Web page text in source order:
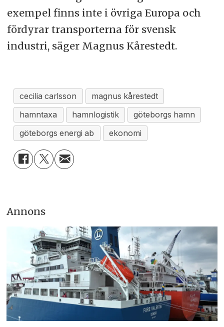
exempel finns inte i övriga Europa och
fördyrar transporterna för svensk
industri, säger Magnus Kårestedt.
cecilia carlsson
magnus kårestedt
hamntaxa
hamnlogistik
göteborgs hamn
göteborgs energi ab
ekonomi
Annons